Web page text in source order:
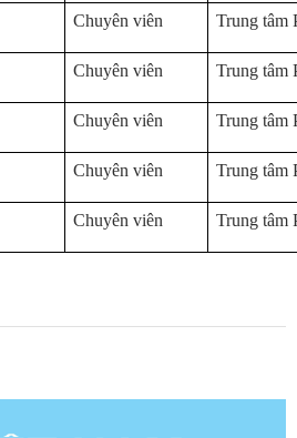
Chuyên viên Trung tâm
Chuyên viên Trung tâm
Chuyên viên Trung tâm
Chuyên viên Trung tâm
Chuyên viên Trung tâm